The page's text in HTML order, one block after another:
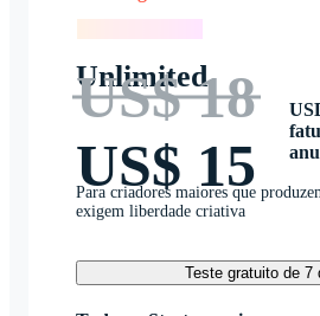
Unlimited
US$ 18
US$ 15
Para criadores maiores que
exigem liberdade criativa
Teste gratuito de 7